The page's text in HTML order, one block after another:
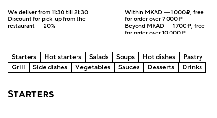
We deliver from 11:30 till 21:30
Discount for pick-up from the
restaurant — 20%
Within MKAD — 1 000 ₽, free
for order over 7 000 ₽
Beyond MKAD — 1 700 ₽, free
for order over 10 000 ₽
Starters Hot starters Salads Soups Hot dishes
Pastry
Grill
Side dishes Vegetables Sauces Desserts Drinks
Starters